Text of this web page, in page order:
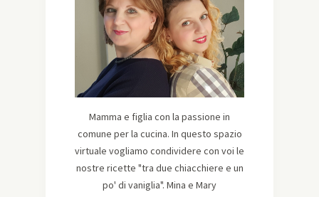
Mamma e figlia con la passione in
comune per la cucina. In questo spazio
virtuale vogliamo condividere con voi le
nostre ricette "tra due chiacchiere e un
po' di vaniglia". Mina e Mary